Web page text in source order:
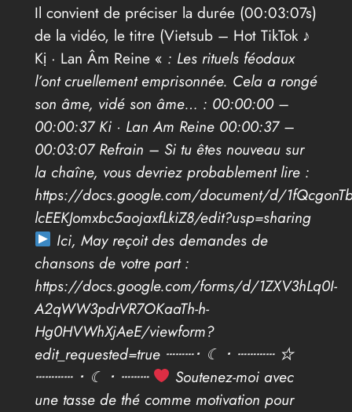
Il convient de préciser la durée (00:03:07s)
de la vidéo, le titre (Vietsub – Hot TikTok ♪
Kị · Lan Âm Reine « : Les rituels féodaux
l’ont cruellement emprisonnée. Cela a rongé
son âme, vidé son âme… : 00:00:00 –
00:00:37 Ki · Lan Am Reine 00:00:37 –
00:03:07 Refrain – Si tu êtes nouveau sur
la chaîne, vous devriez probablement lire :
https://docs.google.com/document/d/
lcEEKJomxbc5aojaxfLkiZ8/edit?usp=sharing
Ici, May reçoit des demandes de
chansons de votre part :
https://docs.google.com/forms/d/1ZXV3hLq0I-
A2qWW3pdrVR7OKaaTh-h-
Hg0HVWhXjAeE/viewform?
edit_requested=true ┄┄┄･ ☾ ･ ┄┄┄┄ ☆
┄┄┄┄ ･ ☾ ･ ┄┄┄
Soutenez-moi avec
une tasse de thé comme motivation pour